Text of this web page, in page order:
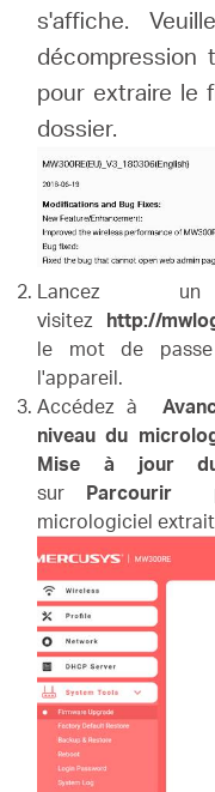
s'affiche.
décompression
pour extraire le
dossier.
Lancez
visitez http://
le mot de
l'appareil.
Accédez à
niveau du
Mise à jour du
sur Parcourir
micrologiciel